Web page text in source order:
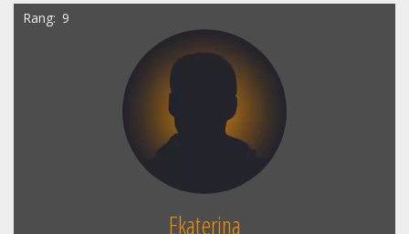
Rang 9
Ekaterina